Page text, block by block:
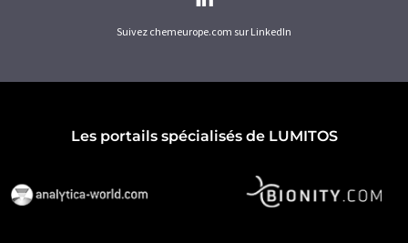
Suivez chemeurope.com sur LinkedIn
Les portails spécialisés de LUMITOS